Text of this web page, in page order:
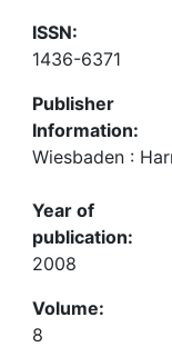
ISSN:
1436-6371
Publisher
Information:
Wiesbaden :
Year of
publication:
2008
Volume:
8